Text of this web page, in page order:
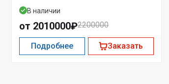
В наличии
от 2010000₽2200000
Подробнее Заказать